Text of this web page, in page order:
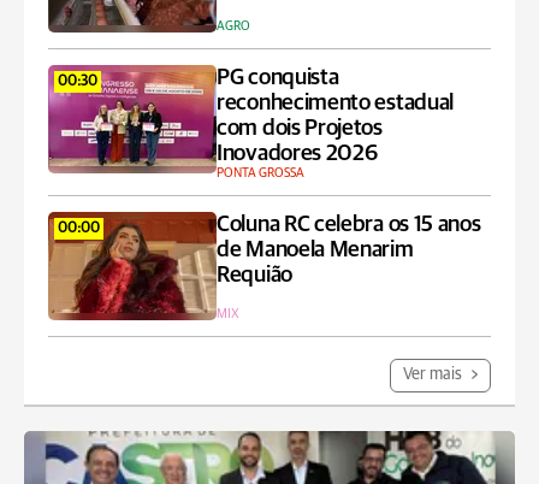
AGRO
00:30
PG conquista
reconhecimento estadual
com dois Projetos
Inovadores 2026
PONTA GROSSA
00:00
Coluna RC celebra os 15 anos
de Manoela Menarim
Requião
MIX
Ver mais